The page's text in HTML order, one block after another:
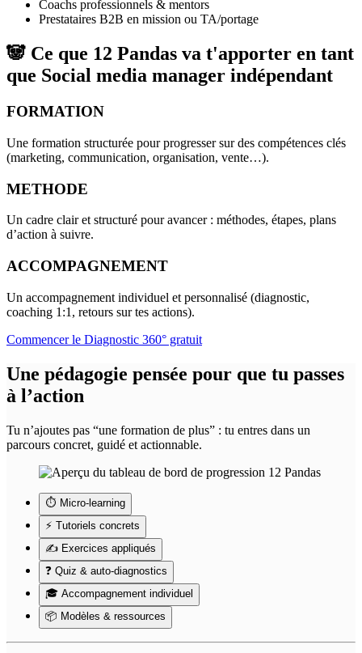
Coachs professionnels & mentors
Prestataires B2B en mission ou TA/portage
🐼 Ce que 12 Pandas va t'apporter en tant
que Social media manager indépendant
FORMATION
Une formation structurée pour progresser sur des compétences clés
(marketing, communication, organisation, vente…).
METHODE
Un cadre clair et structuré pour avancer : méthodes, étapes, plans
d’action à suivre.
ACCOMPAGNEMENT
Un accompagnement individuel et personnalisé (diagnostic,
coaching 1:1, retours sur tes actions).
Commencer le Diagnostic 360° gratuit
Une pédagogie pensée pour que tu passes
à l’action
Tu n’ajoutes pas “une formation de plus” : tu entres dans un
parcours concret, guidé et actionnable.
⏱️ Micro-learning
⚡ Tutoriels concrets
✍️ Exercices appliqués
❓ Quiz & auto-diagnostics
🎓 Accompagnement individuel
📦 Modèles & ressources